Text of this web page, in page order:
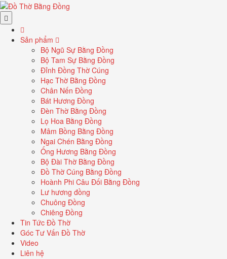
Sản phẩm
Bộ Ngũ Sự Bằng Đồng
Bộ Tam Sự Bằng Đồng
Đỉnh Đồng Thờ Cúng
Hạc Thờ Bằng Đồng
Chân Nến Đồng
Bát Hương Đồng
Đèn Thờ Bằng Đồng
Lọ Hoa Bằng Đồng
Mâm Bồng Bằng Đồng
Ngai Chén Bằng Đồng
Ống Hương Bằng Đồng
Bộ Đài Thờ Bằng Đồng
Đồ Thờ Cúng Bằng Đồng
Hoành Phi Câu Đối Bằng Đồng
Lư hương đồng
Chuông Đồng
Chiêng Đồng
Tin Tức Đồ Thờ
Góc Tư Vấn Đồ Thờ
Video
Liên hệ